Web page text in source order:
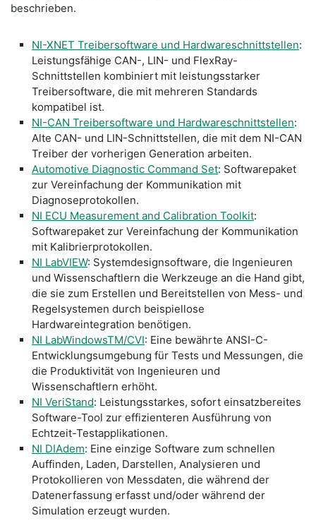
beschrieben.
NI-XNET Treibersoftware und Hardwareschnittstellen:
Leistungsfähige CAN-, LIN- und FlexRay-
Schnittstellen kombiniert mit leistungsstarker
Treibersoftware, die mit mehreren Standards
kompatibel ist.
NI-CAN Treibersoftware und Hardwareschnittstellen:
Alte CAN- und LIN-Schnittstellen, die mit dem NI-CAN
Treiber der vorherigen Generation arbeiten.
Automotive Diagnostic Command Set: Softwarepaket
zur Vereinfachung der Kommunikation mit
Diagnoseprotokollen.
NI ECU Measurement and Calibration Toolkit:
Softwarepaket zur Vereinfachung der Kommunikation
mit Kalibrierprotokollen.
NI LabVIEW: Systemdesignsoftware, die Ingenieuren
und Wissenschaftlern die Werkzeuge an die Hand gibt,
die sie zum Erstellen und Bereitstellen von Mess- und
Regelsystemen durch beispiellose
Hardwareintegration benötigen.
NI LabWindowsTM/CVI: Eine bewährte ANSI-C-
Entwicklungsumgebung für Tests und Messungen, die
die Produktivität von Ingenieuren und
Wissenschaftlern erhöht.
NI VeriStand: Leistungsstarkes, sofort einsatzbereites
Software-Tool zur effizienteren Ausführung von
Echtzeit-Testapplikationen.
NI DIAdem: Eine einzige Software zum schnellen
Auffinden, Laden, Darstellen, Analysieren und
Protokollieren von Messdaten, die während der
Datenerfassung erfasst und/oder während der
Simulation erzeugt wurden.